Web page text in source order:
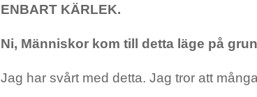
ENBART KÄRLEK.
Ni, Människor kom till detta läge på
Jag har svårt med detta. Jag tror att